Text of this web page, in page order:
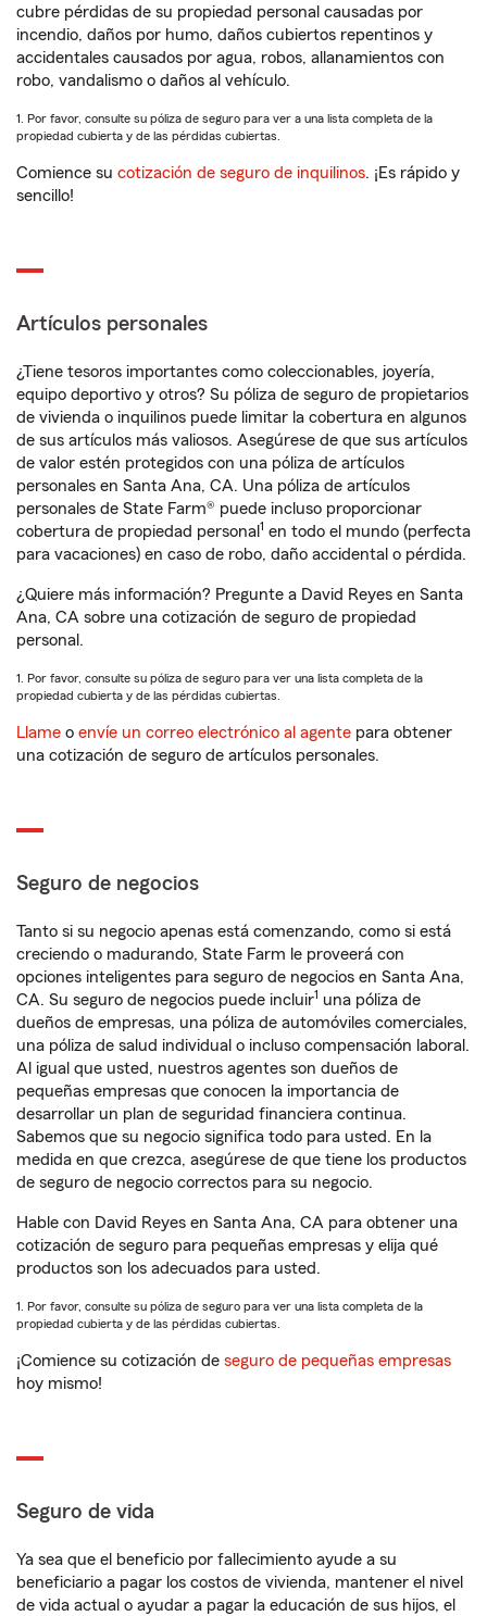
cubre pérdidas de su propiedad personal causadas por
incendio, daños por humo, daños cubiertos repentinos y
accidentales causados por agua, robos, allanamientos con
robo, vandalismo o daños al vehículo.
1. Por favor, consulte su póliza de seguro para ver a una lista completa de la
propiedad cubierta y de las pérdidas cubiertas.
Comience su cotización de seguro de inquilinos. ¡Es rápido y
sencillo!
Artículos personales
¿Tiene tesoros importantes como coleccionables, joyería,
equipo deportivo y otros? Su póliza de seguro de propietarios
de vivienda o inquilinos puede limitar la cobertura en algunos
de sus artículos más valiosos. Asegúrese de que sus artículos
de valor estén protegidos con una póliza de artículos
personales en Santa Ana, CA. Una póliza de artículos
personales de State Farm® puede incluso proporcionar
cobertura de propiedad personal 1 en todo el mundo (perfecta
para vacaciones) en caso de robo, daño accidental o pérdida.
¿Quiere más información? Pregunte a David Reyes en Santa
Ana, CA sobre una cotización de seguro de propiedad
personal.
1. Por favor, consulte su póliza de seguro para ver una lista completa de la
propiedad cubierta y de las pérdidas cubiertas.
Llame o envíe un correo electrónico al agente para obtener
una cotización de seguro de artículos personales.
Seguro de negocios
Tanto si su negocio apenas está comenzando, como si está
creciendo o madurando, State Farm le proveerá con
opciones inteligentes para seguro de negocios en Santa Ana,
CA. Su seguro de negocios puede incluir1 una póliza de
dueños de empresas, una póliza de automóviles comerciales,
una póliza de salud individual o incluso compensación laboral.
Al igual que usted, nuestros agentes son dueños de
pequeñas empresas que conocen la importancia de
desarrollar un plan de seguridad financiera continua.
Sabemos que su negocio significa todo para usted. En la
medida en que crezca, asegúrese de que tiene los productos
de seguro de negocio correctos para su negocio.
Hable con David Reyes en Santa Ana, CA para obtener una
cotización de seguro para pequeñas empresas y elija qué
productos son los adecuados para usted.
1. Por favor, consulte su póliza de seguro para ver una lista completa de la
propiedad cubierta y de las pérdidas cubiertas.
¡Comience su cotización de seguro de pequeñas empresas
hoy mismo!
Seguro de vida
Ya sea que el beneficio por fallecimiento ayude a su
beneficiario a pagar los costos de vivienda, mantener el nivel
de vida actual o ayudar a pagar la educación de sus hijos, el